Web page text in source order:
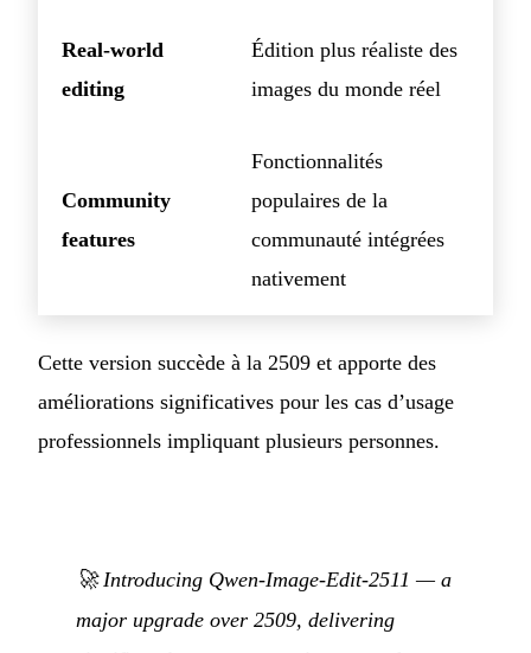
Real-world
editing
Édition plus réaliste des
images du monde réel
Community
features
Fonctionnalités
populaires de la
communauté intégrées
nativement
Cette version succède à la 2509 et apporte des
améliorations significatives pour les cas d’usage
professionnels impliquant plusieurs personnes.
🚀 Introducing Qwen-Image-Edit-2511 — a
major upgrade over 2509, delivering